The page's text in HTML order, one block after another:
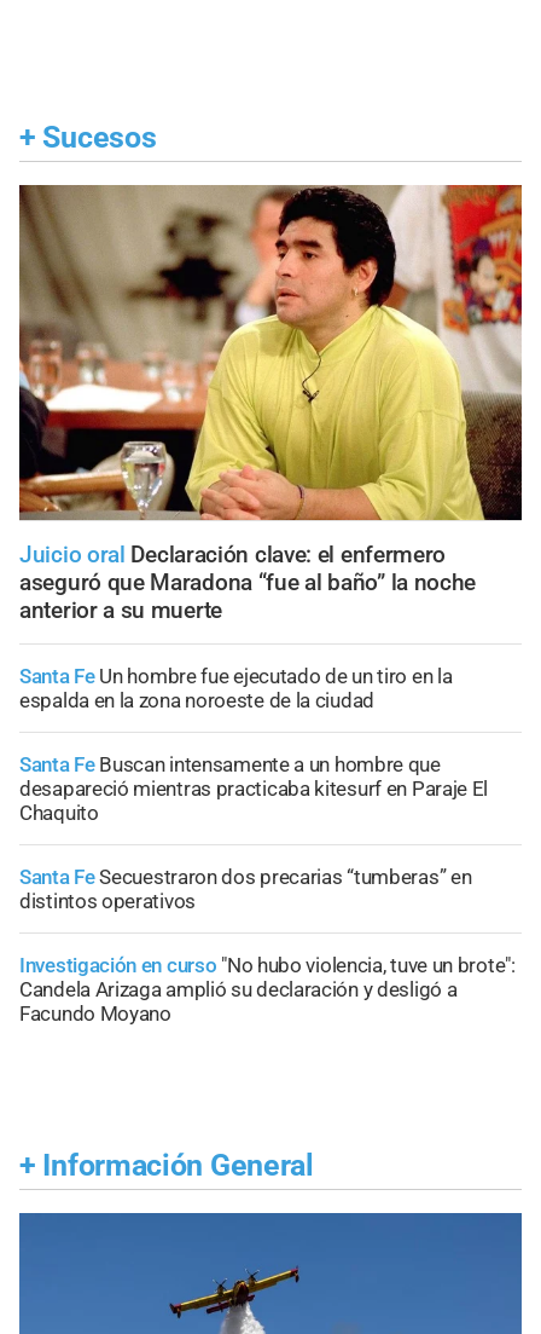
+ Sucesos
Juicio oral Declaración clave: el enfermero
aseguró que Maradona “fue al baño” la noche
anterior a su muerte
Santa Fe Un hombre fue ejecutado de un tiro en la
espalda en la zona noroeste de la ciudad
Santa Fe Buscan intensamente a un hombre que
desapareció mientras practicaba kitesurf en Paraje El
Chaquito
Santa FeSecuestraron dos precarias “tumberas” en
distintos operativos
Investigación en curso "No hubo violencia, tuve un brote":
Candela Arizaga amplió su declaración y desligó a
Facundo Moyano
+ Información General